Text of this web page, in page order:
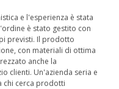
e l'esperienza è stata
è stato gestito con
previsti. Il prodotto
con materiali di ottima
anche la
clienti. Un'azienda seria e
chi cerca prodotti